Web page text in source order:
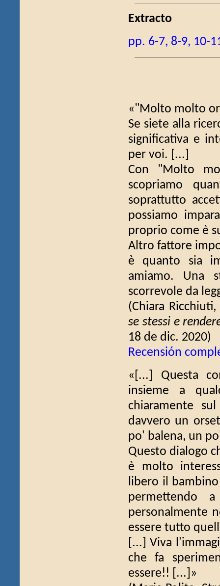
Extracto
pp. 6-7, 8-9, 10-
«"Molto molto
Se siete alla
significativa e
per voi. [...]
Con "Molto
scopriamo
soprattutto
possiamo
proprio come è
Altro fattore
è quanto sia
amiamo. Una
scorrevole da
(Chiara Ricchiuti,
se stessi e
18 de dic. 2020)
Recensión
«[...] Questa
insieme a
chiaramente
davvero un
po' balena, un
Questo dialogo
è molto
libero il
permettendo
personalmente
essere tutto
[...] Viva
che fa
essere!! [...]»